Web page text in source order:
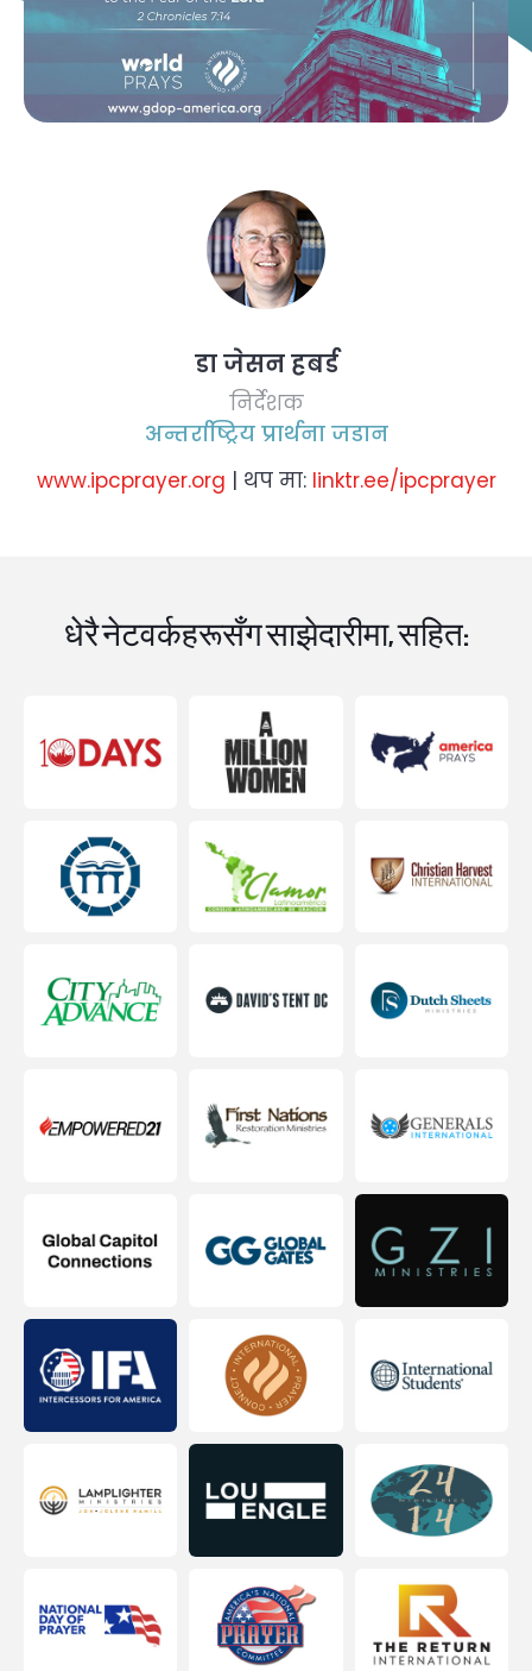
डा जेसन हबर्ड
निर्देशक
अन्तर्राष्ट्रिय प्रार्थना जडान
www.ipcprayer.org | थप मा: linktr.ee/ipcprayer
धेरै नेटवर्कहरूसँग साझेदारीमा, सहित: